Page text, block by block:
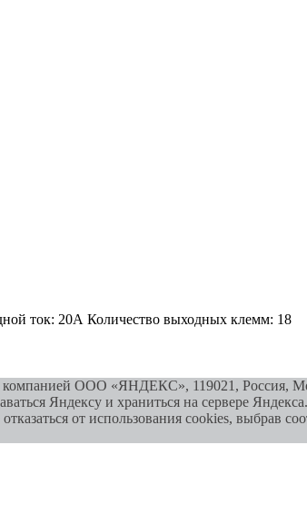
ток: 20А Количество выходных клемм: 18
компанией ООО «ЯНДЕКС», 119021, Россия,
Яндексу и храниться на сервере
от использования cookies, выбрав